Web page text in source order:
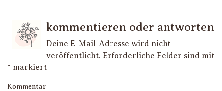
kommentieren oder antworten
Deine E-Mail-Adresse wird nicht
veröffentlicht. Erforderliche Felder sind mit
* markiert
Kommentar